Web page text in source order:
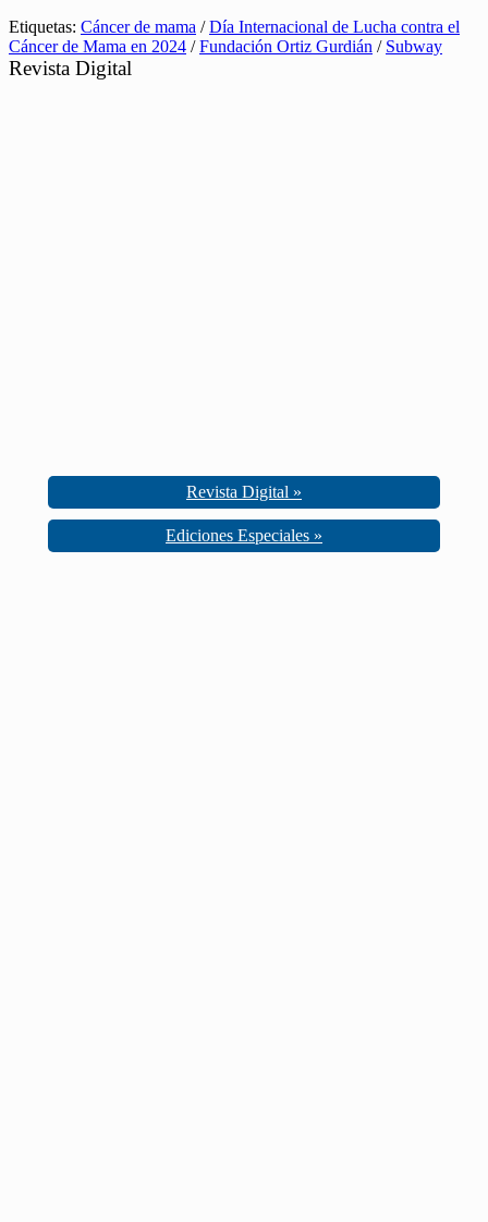
Etiquetas: Cáncer de mama /Día Internacional de Lucha contra el
Cáncer de Mama en 2024 /Fundación Ortiz Gurdián / Subway
Revista Digital
Revista Digital »
Ediciones Especiales »